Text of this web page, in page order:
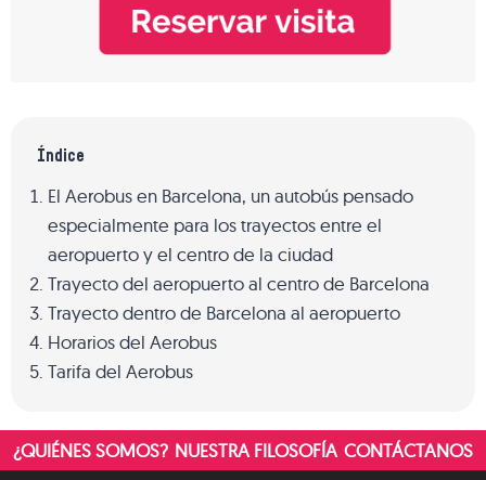
Índice
El Aerobus en Barcelona, un autobús pensado
especialmente para los trayectos entre el
aeropuerto y el centro de la ciudad
Trayecto del aeropuerto al centro de Barcelona
Trayecto dentro de Barcelona al aeropuerto
Horarios del Aerobus
Tarifa del Aerobus
¿QUIÉNES SOMOS? NUESTRA FILOSOFÍA CONTÁCTANOS